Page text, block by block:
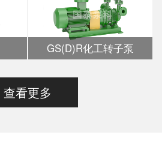
GS(D)R化工转子泵
查看更多